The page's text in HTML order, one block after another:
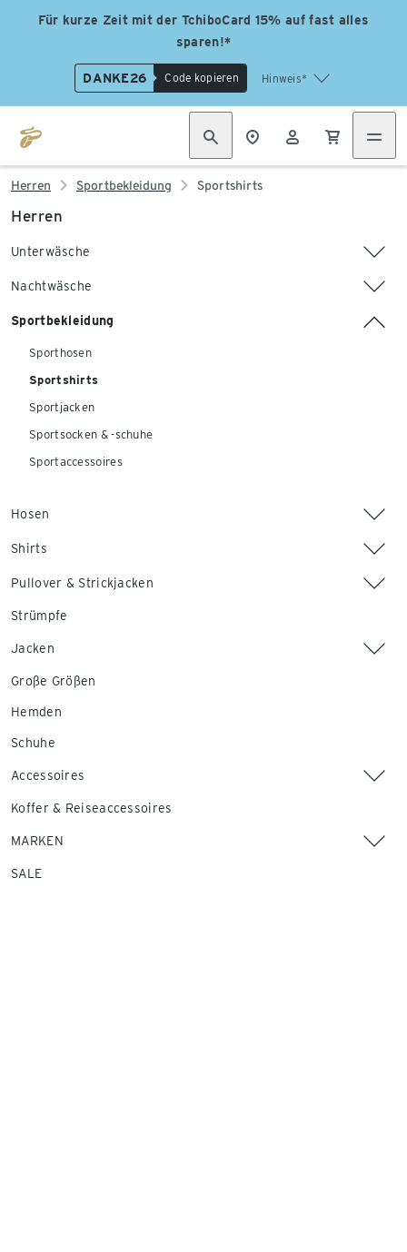
Für kurze Zeit mit der TchiboCard 15% auf fast alles
sparen!*
DANKE26 Code kopieren Hinweis*
Herren Sportbekleidung Sportshirts
Herren
Unterwäsche
Nachtwäsche
Sportbekleidung
Sporthosen
Sportshirts
Sportjacken
Sportsocken & -schuhe
Sportaccessoires
Hosen
Shirts
Pullover & Strickjacken
Strümpfe
Jacken
Große Größen
Hemden
Schuhe
Accessoires
Koffer & Reiseaccessoires
MARKEN
SALE